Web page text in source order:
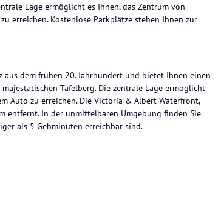
Lage ermöglicht es Ihnen, das Zentrum von
erreichen. Kostenlose Parkplätze stehen Ihnen zur
aus dem frühen 20. Jahrhundert und bietet Ihnen einen
Tafelberg. Die zentrale Lage ermöglicht
Auto zu erreichen. Die Victoria & Albert Waterfront,
entfernt. In der unmittelbaren Umgebung finden Sie
als 5 Gehminuten erreichbar sind.
und verfügen über Parkettböden und einen